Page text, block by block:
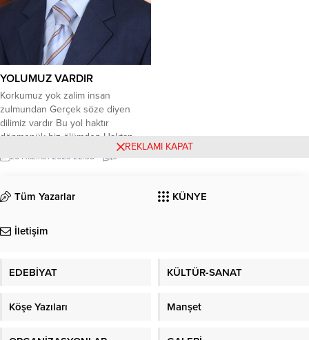
YOLUMUZ VARDIR
Korkumuz yok zalim insan
zulmundan Gerçek söze diyen
dilimiz vardır Bu yol haktır
dönmenük biz ölümden Haktan
inen doğru yolumuz vardır ***
Türkmenük biz ezel okuruk hece
Bu dili salmanuk olursa nice
Sohbet muhebetli telimiz vardır ***
Rakipler canını hak...
26 Haziran 2023 22:38 0
Tüm Yazarlar KÜNYE
İletişim
EDEBİYAT KÜLTÜR-SANAT
Köşe Yazıları Manşet
REKLAMI KAPAT